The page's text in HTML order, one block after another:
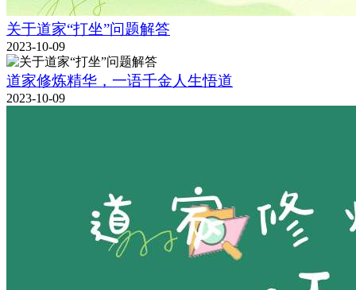
关于道家“打坐”问题解答
2023-10-09
道家修炼精华，一语千金人生悟道
2023-10-09